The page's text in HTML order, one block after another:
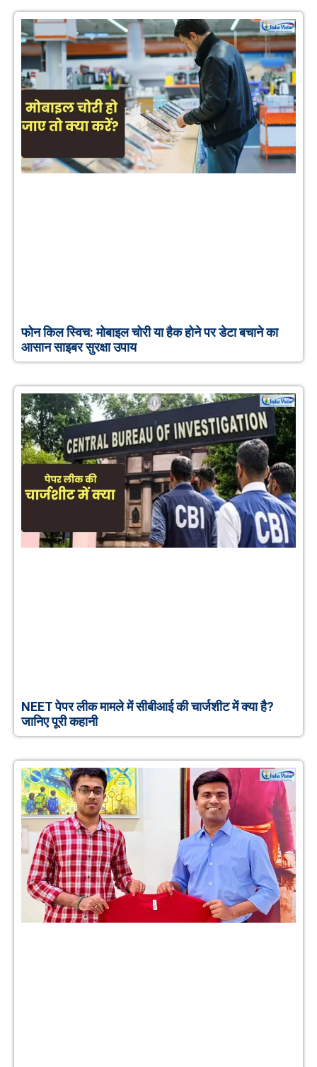
फोन किल स्विच: मोबाइल चोरी या हैक होने पर डेटा बचाने का
आसान साइबर सुरक्षा उपाय
NEET पेपर लीक मामले में सीबीआई की चार्जशीट में क्या है?
जानिए पूरी कहानी